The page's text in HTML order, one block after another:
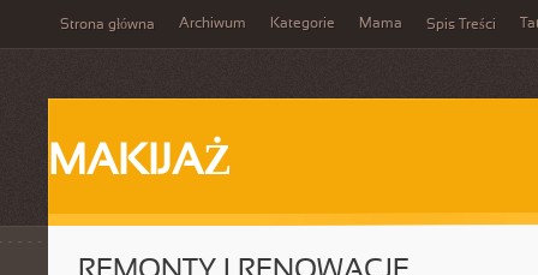
Strona główna Archiwum Kategorie Mama Spis Treści
MAKIJAŻ